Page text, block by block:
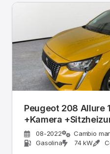
Peugeot 208 Allure
+Kamera
08-2022 Cambio
Gasolina
74 kW